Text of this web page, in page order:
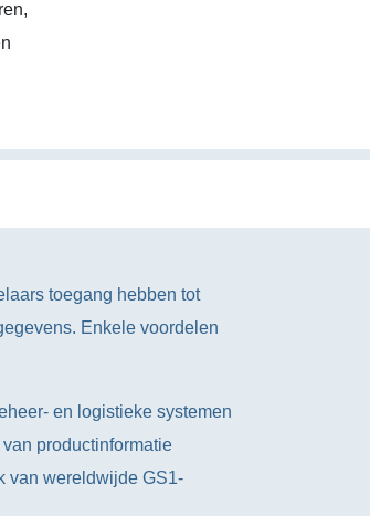
toegang hebben tot
Enkele voordelen
en logistieke systemen
productinformatie
van wereldwijde GS1-